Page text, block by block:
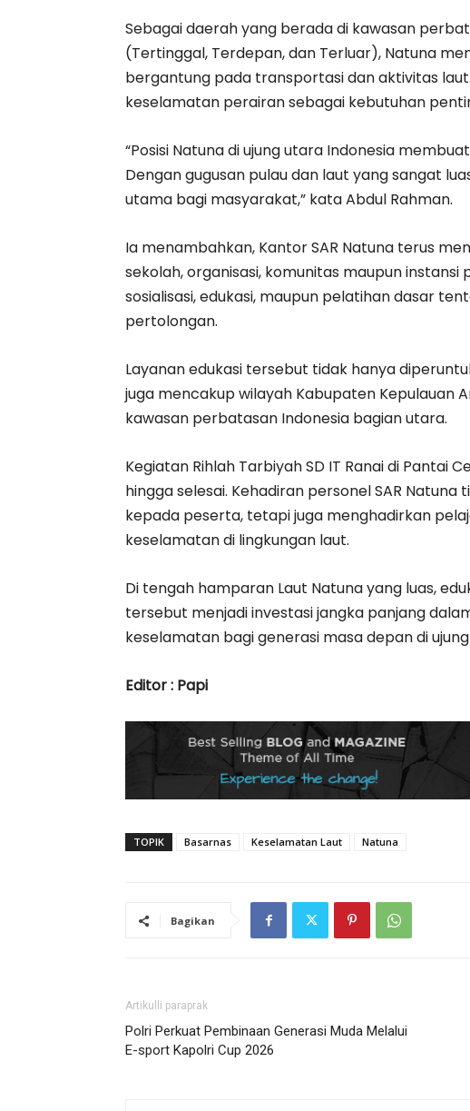
Sebagai daerah yang berada di kawasan
(Tertinggal, Terdepan, dan Terluar), Natuna
bergantung pada transportasi dan aktivitas
keselamatan perairan sebagai kebutuhan
“Posisi Natuna di ujung utara Indonesia
Dengan gugusan pulau dan laut yang sangat
utama bagi masyarakat,” kata Abdul Rahman.
Ia menambahkan, Kantor SAR Natuna terus
sekolah, organisasi, komunitas maupun
sosialisasi, edukasi, maupun pelatihan dasar
pertolongan.
Layanan edukasi tersebut tidak hanya
juga mencakup wilayah Kabupaten Kepulauan
kawasan perbatasan Indonesia bagian utara.
Kegiatan Rihlah Tarbiyah SD IT Ranai di Pantai
hingga selesai. Kehadiran personel SAR
kepada peserta, tetapi juga menghadirkan
keselamatan di lingkungan laut.
Di tengah hamparan Laut Natuna yang luas,
tersebut menjadi investasi jangka panjang
keselamatan bagi generasi masa depan di
Editor : Papi
TOPIK Basarnas Keselamatan Laut Natuna
Bagikan
Artikulli paraprak
Polri Perkuat Pembinaan Generasi Muda Melalui
E-sport Kapolri Cup 2026